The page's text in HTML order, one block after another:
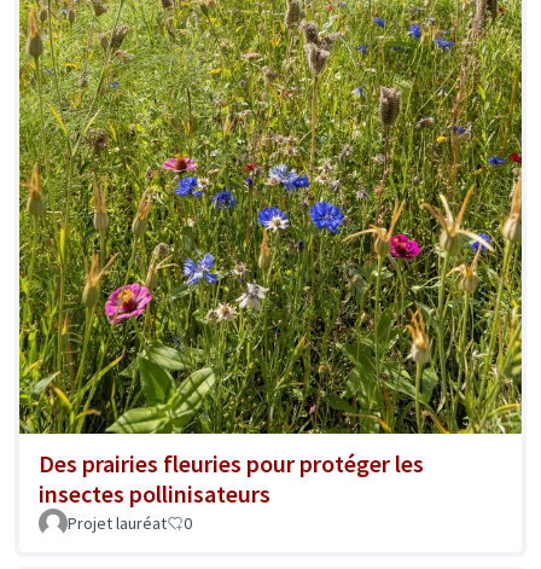
Des prairies fleuries pour protéger les
insectes pollinisateurs
Projet lauréat 0